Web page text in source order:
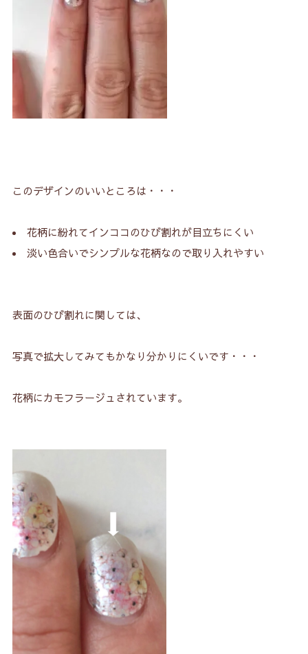
このデザインのいいところは・・・
花柄に紛れてインココのひび割れが目立ちにくい
淡い色合いでシンプルな花柄なので取り入れやすい
表面のひび割れに関しては、
写真で拡大してみてもかなり分かりにくいです・・・
花柄にカモフラージュされています。